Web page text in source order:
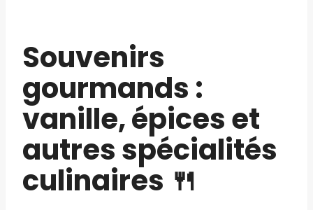
Souvenirs
gourmands :
vanille, épices et
autres spécialités
culinaires 🍴